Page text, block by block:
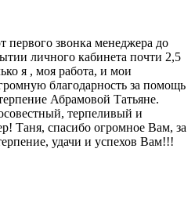
первого звонка менеджера до
личного кабинета почти 2,5
я , моя работа, и мои
благодарность за помощь
Абрамовой Татьяне.
терпеливый и
Таня, спасибо огромное Вам, за
удачи и успехов Вам!!!